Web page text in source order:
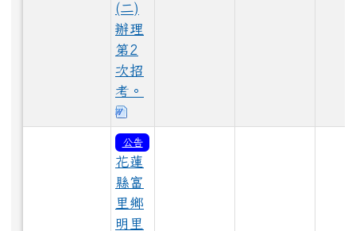
LINE_ALBUM_1150528大頭照_260529_15.jpg
LINE_ALBUM_1150528大頭照_260529_32.jpg
LINE_ALBUM_1150528大頭照_260529_83.jpg
(二)
辦理
第2
次招
考。
公告
花蓮
縣富
里鄉
明里